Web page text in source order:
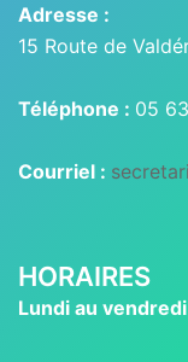
Adresse :
15 Route de
Téléphone : 05
Courriel :
HORAIRES
Lundi au vendredi